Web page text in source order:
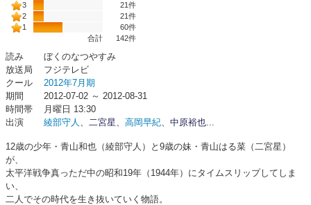
3
21件
2
21件
1
60件
合計
142件
読み
ぼくのなつやすみ
放送局
フジテレビ
クール
2012年7月期
期間
2012-07-02 ～ 2012-08-31
時間帯
月曜日 13:30
出演
綾部守人 、 二宮星、 高岡早紀、 中原裕也...
12歳の少年・青山和也（綾部守人）と9歳の妹・青山はる菜（二宮星）
が、
太平洋戦争真っただ中の昭和19年（1944年）にタイムスリップしてしま
い、
二人でその時代を生き抜いていく物語。